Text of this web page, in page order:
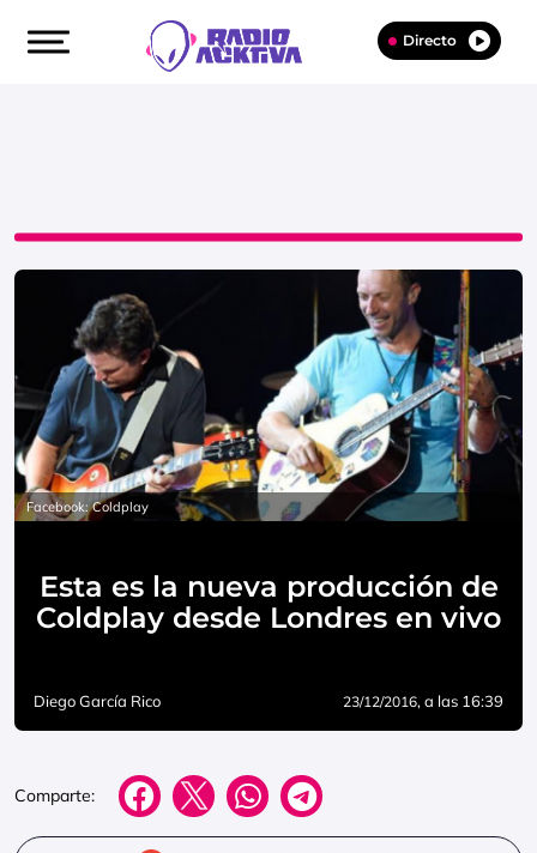
Directo
Facebook: Coldplay
Esta es la nueva producción de
Coldplay desde Londres en vivo
Diego García Rico 23/12/2016, a las 16:39
Comparte: